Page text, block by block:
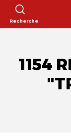
Recherche
1154